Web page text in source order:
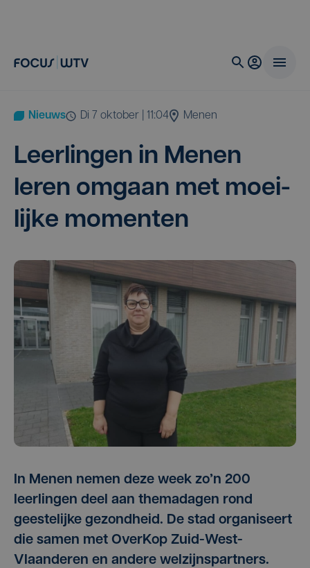
Nieuws di 7 oktober | 11:04 Menen
Leer­lin­gen in Menen
leren omgaan met moei­
lij­ke momenten
In Menen nemen deze week zo’n 200
leerlingen deel aan themadagen rond
geestelijke gezondheid. De stad organiseert
die samen met OverKop Zuid-West-
Vlaanderen en andere welzijnspartners.